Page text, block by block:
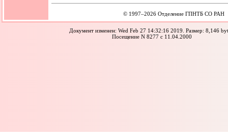
© 1997–2026 Отделение ГПНТБ СО РАН
Документ изменен: Wed Feb 27 14:32:16 2019. Размер: 8,146
Посещение N 8277 с 11.04.2000